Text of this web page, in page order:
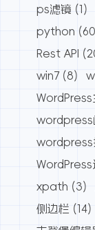
ps滤镜 (1)
python
Rest API
win7 (8)
WordPress
wordpress
wordpress
WordPress
xpath (3)
侧边栏 (14)